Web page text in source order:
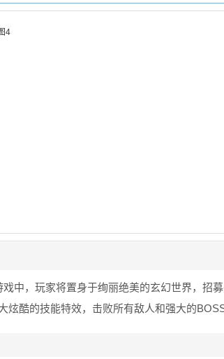
戏中，玩家将置身于绚丽绝美的玄幻世界，招
酷的技能特效，击败所有敌人和强大的BOSS